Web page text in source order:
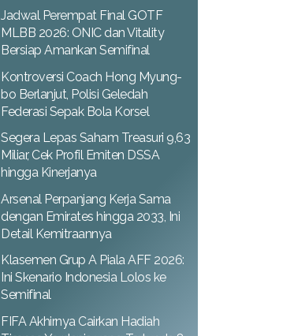
Jadwal Perempat Final GOTF
MLBB 2026: ONIC dan Vitality
Bersiap Amankan Semifinal
Kontroversi Coach Hong Myung-
bo Berlanjut, Polisi Geledah
Federasi Sepak Bola Korsel
Segera Lepas Saham Treasuri 9,63
Miliar, Cek Profil Emiten DSSA
hingga Kinerjanya
Arsenal Perpanjang Kerja Sama
dengan Emirates hingga 2033, Ini
Detail Kemitraannya
Klasemen Grup A Piala AFF 2026:
Ini Skenario Indonesia Lolos ke
Semifinal
FIFA Akhirnya Cairkan Hadiah